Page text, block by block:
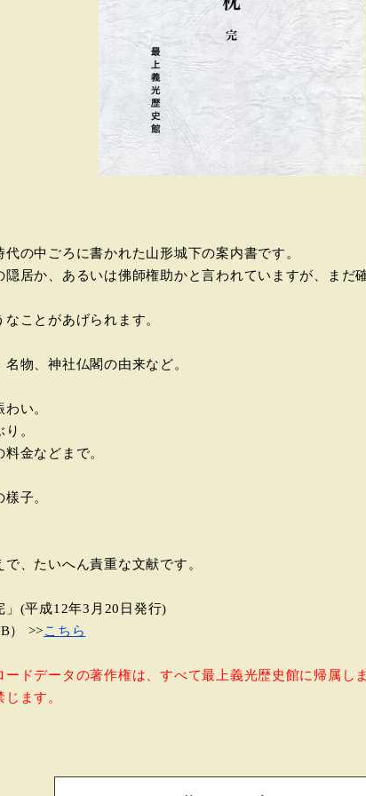
の中ごろに書かれた山形城下の案内書です。
居か、あるいは佛師権助かと言われていますが、まだ
ことがあげられます。
物、神社仏閣の由来など。
い。
。
金などまで。
子。
、たいへん責重な文献です。
(平成12年3月20日発行)
） >>こちら
ドデータの著作権は、すべて最上義光歴史館に帰属し
ます。